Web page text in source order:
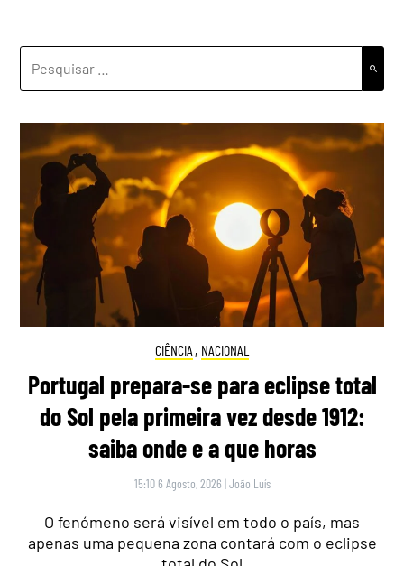
POR:
CIÊNCIA , NACIONAL
Portugal prepara-se para eclipse total
do Sol pela primeira vez desde 1912:
saiba onde e a que horas
15:10 6 Agosto, 2026 |João Luís
O fenómeno será visível em todo o país, mas
apenas uma pequena zona contará com o eclipse